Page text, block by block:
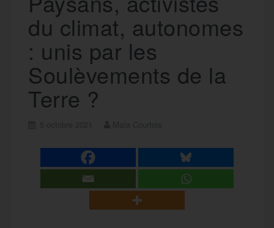
du climat, autonomes
: unis par les
Soulèvements de la
Terre ?